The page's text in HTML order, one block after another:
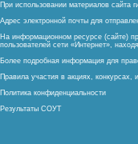
При использовании материалов сайта
Адрес электронной почты для
На информационном ресурсе (сайте)
пользователей сети «Интернет»,
Более подробная информация для
Правила участия в акциях, конкурсах,
Политика конфиденциальности
Результаты СОУТ